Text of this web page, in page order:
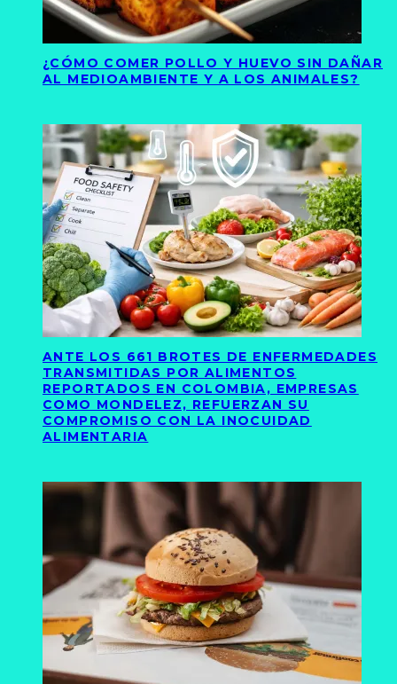
¿CÓMO COMER POLLO Y HUEVO SIN DAÑAR
AL MEDIOAMBIENTE Y A LOS ANIMALES?
ANTE LOS 661 BROTES DE ENFERMEDADES
TRANSMITIDAS POR ALIMENTOS
REPORTADOS EN COLOMBIA, EMPRESAS
COMO MONDELEZ, REFUERZAN SU
COMPROMISO CON LA INOCUIDAD
ALIMENTARIA